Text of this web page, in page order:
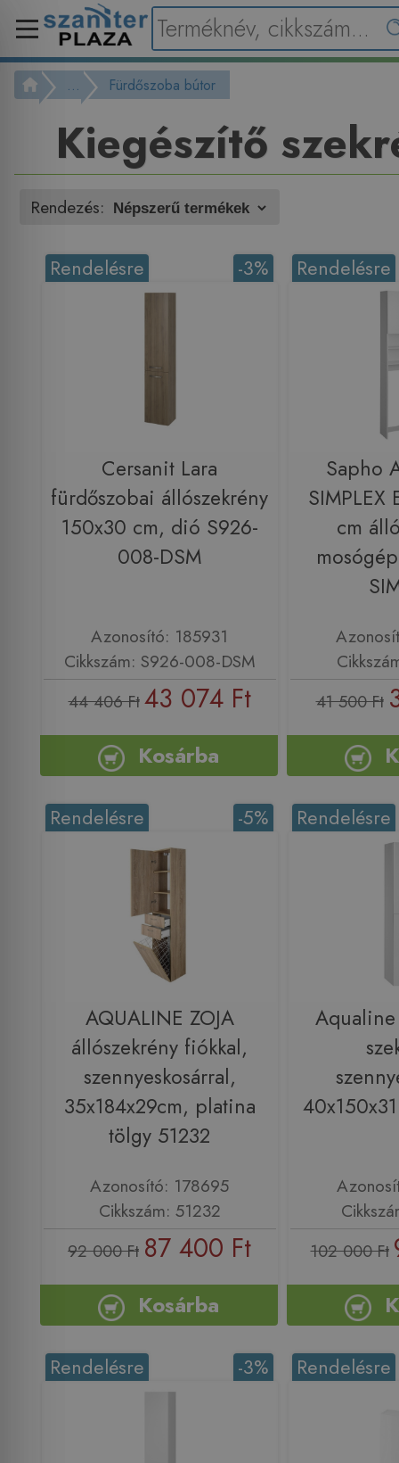
... Fürdőszoba bútor
Kiegészítő
Rendezés:
-3%
Rendelésre
Cersanit Lara
fürdőszobai állószekrény
150x30 cm, dió S926-
008-DSM
Azonosító: 185931
Cikkszám: S926-008-DSM
44 406 Ft 43 074 Ft
Kosárba
Rendelésre
Sapho
SIMPLEX
cm
41 500 Ft
-5%
Rendelésre
AQUALINE ZOJA
állószekrény fiókkal,
szennyeskosárral,
35x184x29cm, platina
tölgy 51232
Azonosító: 178695
Cikkszám: 51232
92 000 Ft 87 400 Ft
Kosárba
Rendelésre
102 000 Ft
-3%
Rendelésre Rendelésre